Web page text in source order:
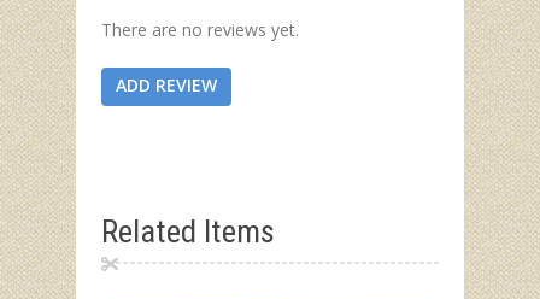
There are no reviews yet.
ADD REVIEW
Related Items